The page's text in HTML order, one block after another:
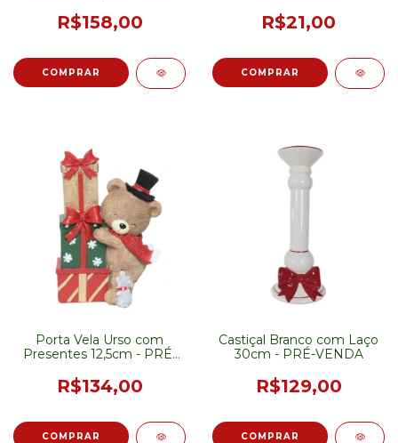
R$158,00 R$21,00
Porta Vela Urso com
Presentes 12,5cm - PRÉ-
R$134,00
Castiçal Branco com Laço
30cm - PRÉ-VENDA
R$129,00